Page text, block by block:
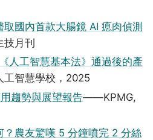
國內首款大腸鏡 AI 瘜肉偵測
月刊
人工智慧基本法》通過後的產
智慧學校，2025
趨勢與展望報告——KPMG,
？農友驚嘆 5 分鐘噴完 2 分絲